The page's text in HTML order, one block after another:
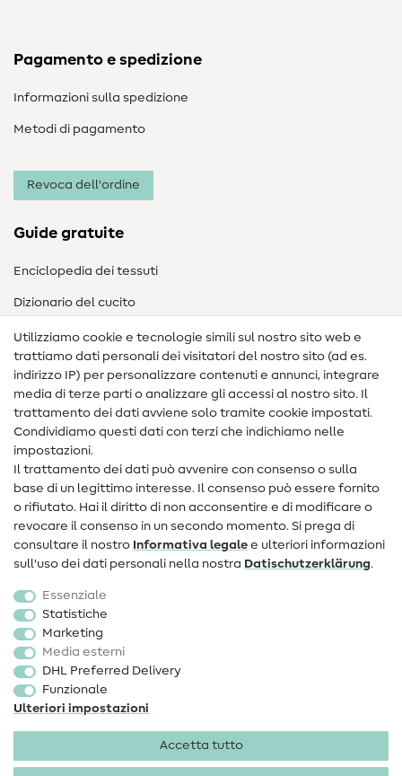
Pagamento e spedizione
Informazioni sulla spedizione
Metodi di pagamento
Revoca dell'ordine
Guide gratuite
Enciclopedia dei tessuti
Dizionario del cucito
Nähanleitungen
Assistenza e contatto
Contatto
Informazioni sul nuovo proprietario
FAQ
Diritto di recesso
Popolare
Accessori cucito
Sale
Utilizziamo cookie e tecnologie simili sul nostro sito web e
trattiamo dati personali dei visitatori del nostro sito (ad es.
indirizzo IP) per personalizzare contenuti e annunci, integrare
media di terze parti o analizzare gli accessi al nostro sito. Il
trattamento dei dati avviene solo tramite cookie impostati.
Condividiamo questi dati con terzi che indichiamo nelle
impostazioni.
Il trattamento dei dati può avvenire con consenso o sulla
base di un legittimo interesse. Il consenso può essere fornito
o rifiutato. Hai il diritto di non acconsentire e di modificare o
revocare il consenso in un secondo momento. Si prega di
consultare il nostro Informativa legale e ulteriori informazioni
sull'uso dei dati personali nella nostra Dati­schutz­erklärung.
Essenziale
Statistiche
Marketing
Media esterni
DHL Preferred Delivery
Funzionale
Ulteriori impostazioni
Accetta tutto
Informazioni legali Privacy
Condizioni generali